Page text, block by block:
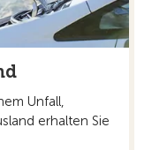
Unfall,
erhalten Sie